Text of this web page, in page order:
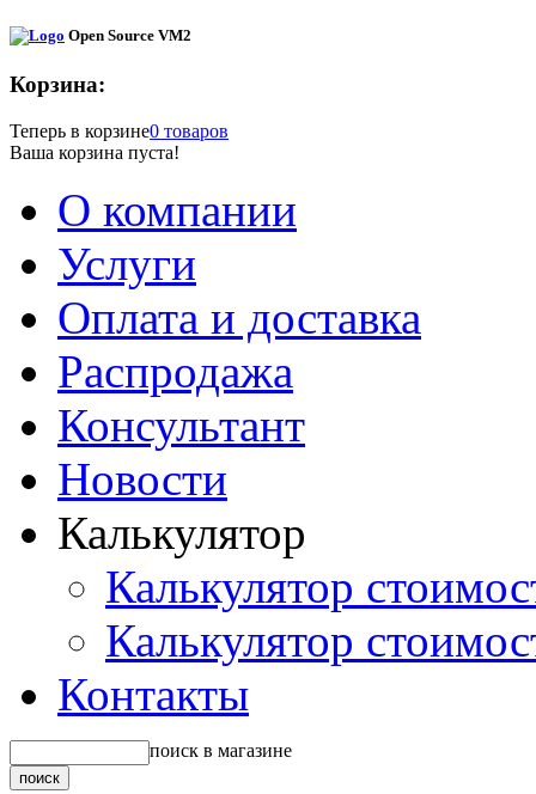
Open Source VM2
Корзина:
Теперь в корзине0 товаров
Ваша корзина пуста!
О компании
Услуги
Оплата и доставка
Распродажа
Консультант
Новости
Калькулятор
Калькулятор
Калькулятор
Контакты
поиск в магазине